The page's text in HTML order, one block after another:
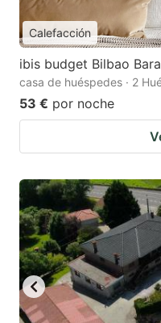
Calefacción
ibis budget Bilbao
casa de huéspedes · 2
53 € por noche